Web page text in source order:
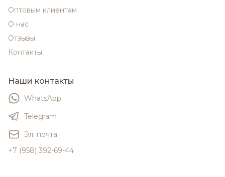
Оптовым клиентам
О нас
Отзывы
Контакты
Наши контакты
WhatsApp
Telegram
Эл. почта
+7 (958) 392-69-44